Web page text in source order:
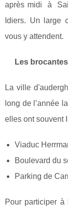
après midi à
Idiers. Un large
vous y attendent.
Les brocantes
La ville
long de l’année
elles ont souvent
Viaduc
Boulevard du
Parking de
Pour participer à